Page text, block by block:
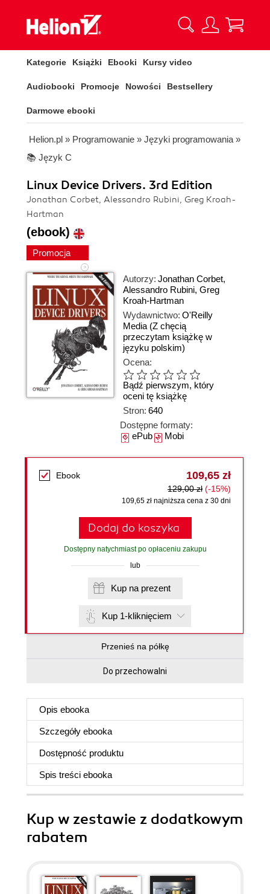
Kategorie Książki Ebooki Kursy video
Audiobooki Promocje Nowości Bestsellery
Darmowe ebooki
Helion.pl » Programowanie » Języki programowania »
📚 Język C
Linux Device Drivers. 3rd Edition
Jonathan Corbet, Alessandro Rubini, Greg Kroah-
Hartman
(ebook)
Promocja
Autorzy: Jonathan Corbet,
Alessandro Rubini, Greg
Kroah-Hartman
Wydawnictwo: O'Reilly
Media (Z chęcią
przeczytam książkę w
języku polskim)
Ocena:
Bądź pierwszym, który
oceni tę książkę
Stron: 640
Dostępne formaty:
ePubMobi
Ebook 109,65 zł
129,00 zł (-15%)
109,65 zł najniższa cena z 30 dni
Dodaj do koszyka
Dostępny natychmiast po opłaceniu zakupu
lub
Kup na prezent
Kup 1-kliknięciem
Przenieś na półkę
Do przechowalni
Opis ebooka
Szczegóły ebooka
Dostępność produktu
Spis treści ebooka
Kup w zestawie z dodatkowym
rabatem